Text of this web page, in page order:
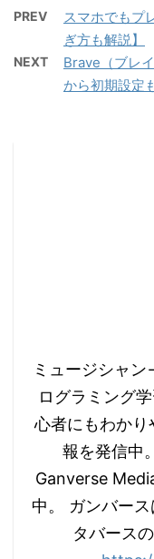
PREV
スマホでもプ
ぎ方も解説】
NEXT
Brave（ブレ
から初期設定
ミュージシャ
ログラミング
心者にもわか
報を発信中
Ganverse
中。 ガンバー
タバース